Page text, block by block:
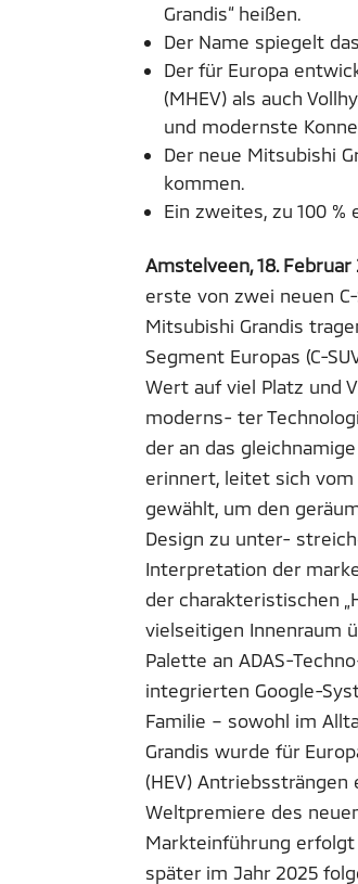
Grandis“ heißen.
Der Name spiegelt
Der für Europa
(MHEV) als auch
und modernste
Der neue Mitsubishi
kommen.
Ein zweites, zu 100 %
Amstelveen, 18. Februar
erste von zwei neuen
Mitsubishi Grandis
Segment Europas (C-
Wert auf viel Platz und
moderns- ter
der an das
erinnert, leitet sich vom
gewählt, um den
Design zu unter-
Interpretation der
der charakteristischen
vielseitigen Innenraum
Palette an ADAS-
integrierten Google-
Familie – sowohl im
Grandis wurde für
(HEV)
Weltpremiere des
Markteinführung erfolgt
später im Jahr 2025